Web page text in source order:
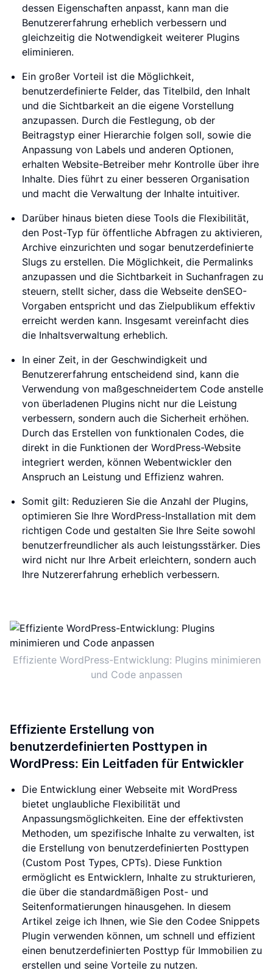
dessen Eigenschaften anpasst, kann man die
Benutzererfahrung erheblich verbessern und
gleichzeitig die Notwendigkeit weiterer Plugins
eliminieren.
Ein großer Vorteil ist die Möglichkeit,
benutzerdefinierte Felder, das Titelbild, den Inhalt
und die Sichtbarkeit an die eigene Vorstellung
anzupassen. Durch die Festlegung, ob der
Beitragstyp einer Hierarchie folgen soll, sowie die
Anpassung von Labels und anderen Optionen,
erhalten Website-Betreiber mehr Kontrolle über ihre
Inhalte. Dies führt zu einer besseren Organisation
und macht die Verwaltung der Inhalte intuitiver.
Darüber hinaus bieten diese Tools die Flexibilität,
den Post-Typ für öffentliche Abfragen zu aktivieren,
Archive einzurichten und sogar benutzerdefinierte
Slugs zu erstellen. Die Möglichkeit, die Permalinks
anzupassen und die Sichtbarkeit in Suchanfragen zu
steuern, stellt sicher, dass die Webseite denSEO-
Vorgaben entspricht und das Zielpublikum effektiv
erreicht werden kann. Insgesamt vereinfacht dies
die Inhaltsverwaltung erheblich.
In einer Zeit, in der Geschwindigkeit und
Benutzererfahrung entscheidend sind, kann die
Verwendung von maßgeschneidertem Code anstelle
von überladenen Plugins nicht nur die Leistung
verbessern, sondern auch die Sicherheit erhöhen.
Durch das Erstellen von funktionalen Codes, die
direkt in die Funktionen der WordPress-Website
integriert werden, können Webentwickler den
Anspruch an Leistung und Effizienz wahren.
Somit gilt: Reduzieren Sie die Anzahl der Plugins,
optimieren Sie Ihre WordPress-Installation mit dem
richtigen Code und gestalten Sie Ihre Seite sowohl
benutzerfreundlicher als auch leistungsstärker. Dies
wird nicht nur Ihre Arbeit erleichtern, sondern auch
Ihre Nutzererfahrung erheblich verbessern.
Effiziente WordPress-Entwicklung: Plugins minimieren
und Code anpassen
Effiziente Erstellung von
benutzerdefinierten Posttypen in
WordPress: Ein Leitfaden für Entwickler
Die Entwicklung einer Webseite mit WordPress
bietet unglaubliche Flexibilität und
Anpassungsmöglichkeiten. Eine der effektivsten
Methoden, um spezifische Inhalte zu verwalten, ist
die Erstellung von benutzerdefinierten Posttypen
(Custom Post Types, CPTs). Diese Funktion
ermöglicht es Entwicklern, Inhalte zu strukturieren,
die über die standardmäßigen Post- und
Seitenformatierungen hinausgehen. In diesem
Artikel zeige ich Ihnen, wie Sie den Codee Snippets
Plugin verwenden können, um schnell und effizient
einen benutzerdefinierten Posttyp für Immobilien zu
erstellen und seine Vorteile zu nutzen.